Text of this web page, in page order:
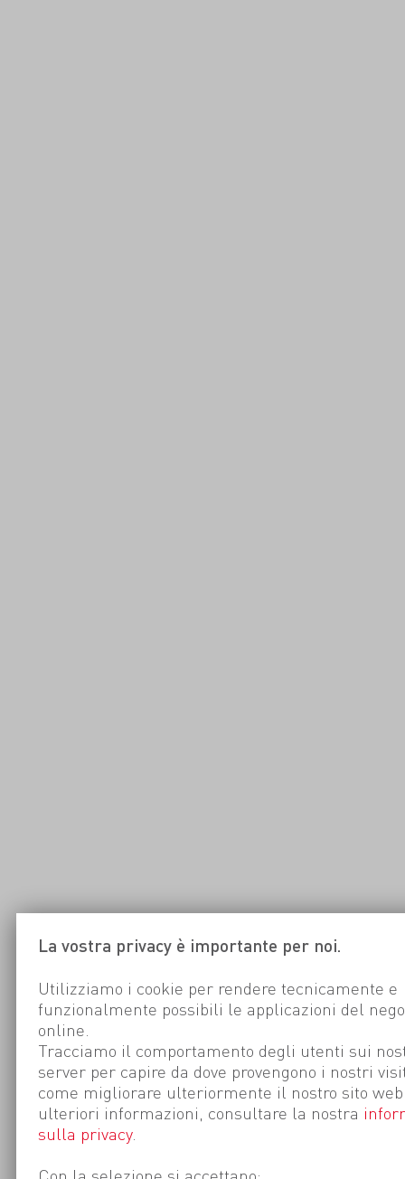
La vostra privacy è importante per noi.
Utilizziamo i cookie per rendere tecnicamente e
funzionalmente possibili le applicazioni del
online.
Tracciamo il comportamento degli utenti sui
server per capire da dove provengono i nostri
come migliorare ulteriormente il nostro sito
ulteriori informazioni, consultare la nostra
sulla privacy.